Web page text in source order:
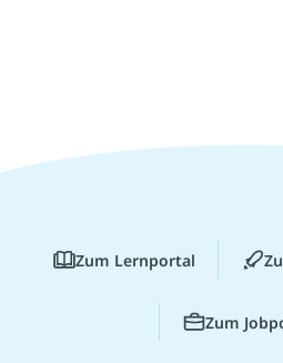
Zum Lernportal
Zum